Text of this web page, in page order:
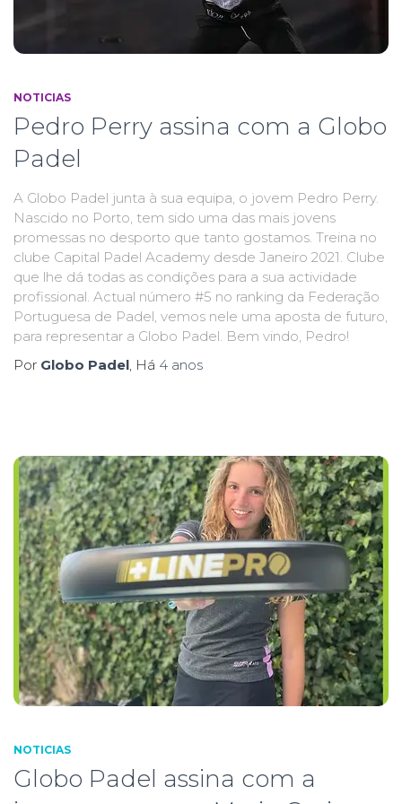
NOTICIAS
Pedro Perry assina com a Globo
Padel
A Globo Padel junta à sua equipa, o jovem Pedro Perry.
Nascido no Porto, tem sido uma das mais jovens
promessas no desporto que tanto gostamos. Treina no
clube Capital Padel Academy desde Janeiro 2021. Clube
que lhe dá todas as condições para a sua actividade
profissional. Actual número #5 no ranking da Federação
Portuguesa de Padel, vemos nele uma aposta de futuro,
para representar a Globo Padel. Bem vindo, Pedro!
Por Globo Padel, Há 4 anos
NOTICIAS
Globo Padel assina com a